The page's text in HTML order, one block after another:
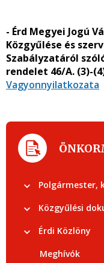
- Érd Megyei Jogú
Közgyűlése és
Szabályzatáról
rendelet 46/A. (3)-
Vagyonnyilatkozata
Polgármester,
Közgyűlési
Érdi Közlöny
Meghívók